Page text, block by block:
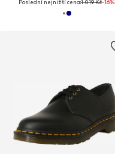
Poslední nejnižší cena:1 019 Kč-16%